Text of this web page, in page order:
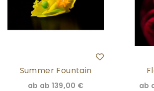
Summer Fountain
ab ab 139,00 € ab